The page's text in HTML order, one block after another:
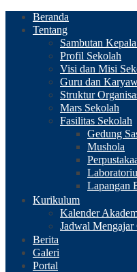
Beranda
Tentang
Sambutan
Profil Sekolah
Visi dan Misi
Guru dan
Struktur
Mars Sekolah
Fasilitas Sekolah
Gedung
Mushola
Lapangan
Kurikulum
Kalender
Jadwal Mengajar
Berita
Galeri
Portal